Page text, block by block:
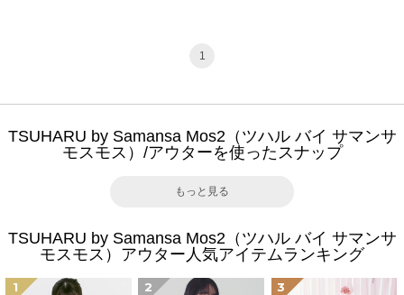
1
TSUHARU by Samansa Mos2（ツハル バイ サマンサ
モスモス）/アウターを使ったスナップ
もっと見る
TSUHARU by Samansa Mos2（ツハル バイ サマンサ
モスモス）アウター人気アイテムランキング
1 2 3